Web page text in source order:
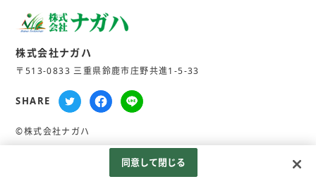
株式会社ナガハ
〒513-0833 三重県鈴鹿市庄野共進1-5-33
SHARE
©株式会社ナガハ
Googleアナリティクスの利用について
同意して閉じる